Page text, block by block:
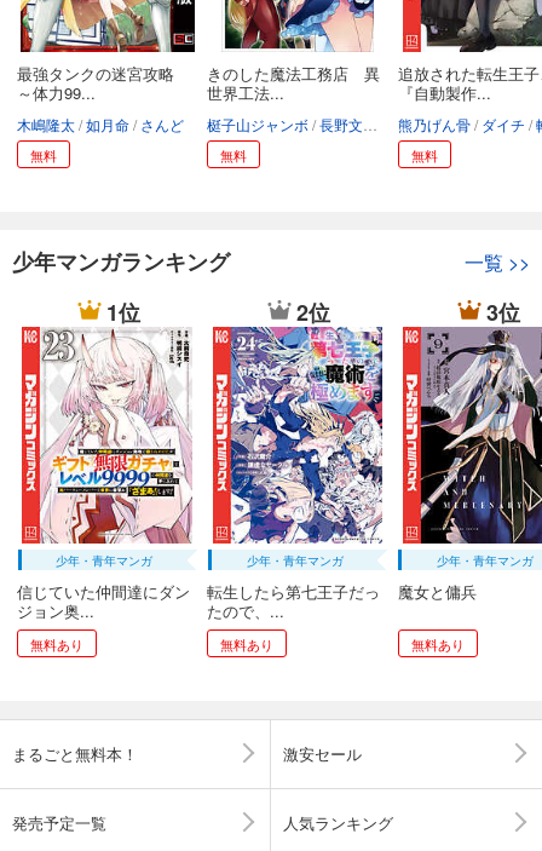
最強タンクの迷宮攻略
～体力99...
木嶋隆太 如月命 さんど
無料
きのした魔法工務店 異
世界工法...
梃子山ジャンボ 長野文三郎 かぼちゃ
無料
追放された転生王
『自動製作...
熊乃げん骨 ダイチ
無料
少年マンガランキング 一覧 >>
1位
少年・青年マンガ
信じていた仲間達にダン
ジョン奥...
無料あり
2位
少年・青年マンガ
転生したら第七王子だっ
たので、...
無料あり
3位
少年・青年マンガ
魔女と傭兵
無料あり
まるごと無料本！ 激安セール
発売予定一覧 人気ランキング